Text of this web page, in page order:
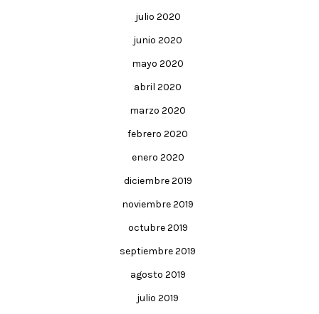
julio 2020
junio 2020
mayo 2020
abril 2020
marzo 2020
febrero 2020
enero 2020
diciembre 2019
noviembre 2019
octubre 2019
septiembre 2019
agosto 2019
julio 2019